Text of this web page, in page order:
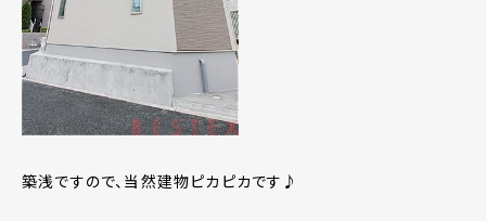
築浅ですので、当然建物ピカピカです♪